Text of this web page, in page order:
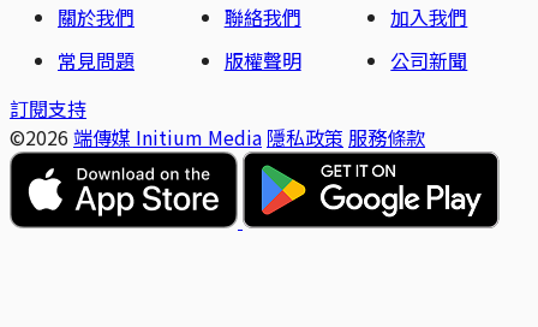
關於我們
聯絡我們
加入我們
常見問題
版權聲明
公司新聞
訂閱支持
©2026 端傳媒 Initium Media 隱私政策 服務條款